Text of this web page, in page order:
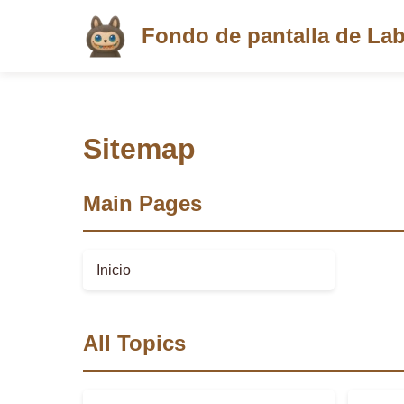
Fondo de pantalla de
Sitemap
Main Pages
Inicio
All Topics